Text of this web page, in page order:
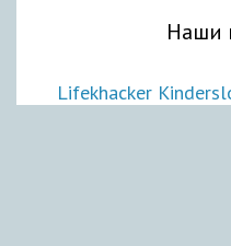
Наши
Lifekhacker